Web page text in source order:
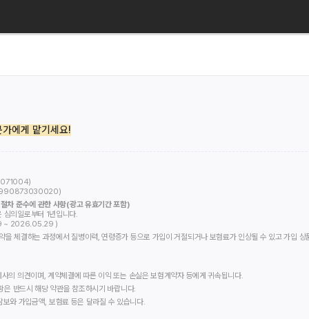
에게 맡기세요!
)
차 준수에 관한 사항(광고 유효기간 포함)
심의일로부터 1년입니다.
~ 2026.05.29 )
체결하는 과정에서 질병이력, 연령증가 등으로 가입이 거절되거나 보험료가 인상될 수 있고 가입
사의 의견이며, 계약체결에 따른 이익 또는 손실은 보험계약자 등에게 귀속됩니다.
반드시 해당 약관을 참조하시기 바랍니다.
와 가입금액, 보험료 등은 달라질 수 있습니다.